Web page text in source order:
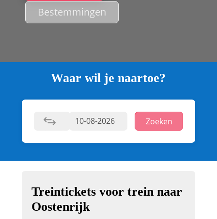
Bestemmingen
Waar wil je naartoe?
Zoeken
Treintickets voor trein naar
Oostenrijk